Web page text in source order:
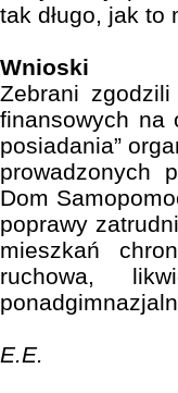
tak długo, jak to
Wnioski
Zebrani
finansowych na
posiadania”
prowadzonych
Dom
poprawy
mieszkań
ruchowa,
E.E.